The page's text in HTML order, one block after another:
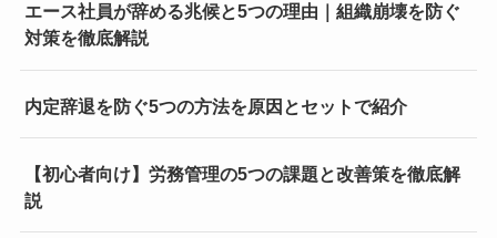
エース社員が辞める兆候と5つの理由｜組織崩壊を防ぐ
対策を徹底解説
内定辞退を防ぐ5つの方法を原因とセットで紹介
【初心者向け】労務管理の5つの課題と改善策を徹底解
説